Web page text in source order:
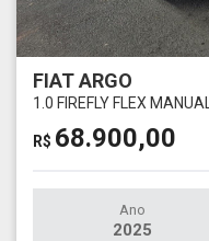
FIAT ARGO
1.0 FIREFLY FLEX MANUAL
R$ 68.900,00
Ano
2025